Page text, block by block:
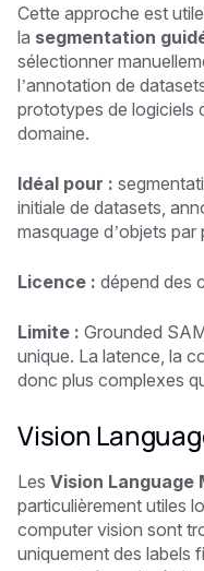
Cette approche est
la segmentation
sélectionner
l’annotation de
prototypes de logiciels
domaine.
Idéal pour :
initiale de datasets,
masquage d’objets
Licence : dépend des
Limite : Grounded
unique. La latence, la
donc plus complexes
Vision
Les Vision Language
particulièrement utiles
computer vision sont
uniquement des labels